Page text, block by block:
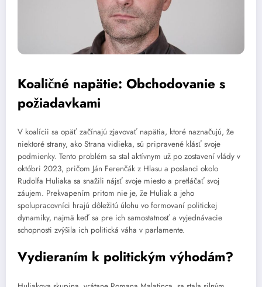
Koaličné napätie: Obchodovanie s
požiadavkami
V koalícii sa opäť začínajú zjavovať napätia, ktoré naznačujú, že
niektoré strany, ako Strana vidieka, sú pripravené klásť svoje
podmienky. Tento problém sa stal aktívnym už po zostavení vlády v
októbri 2023, pričom Ján Ferenčák z Hlasu a poslanci okolo
Rudolfa Huliaka sa snažili nájsť svoje miesto a pretláčať svoj
záujem. Prekvapením pritom nie je, že Huliak a jeho
spolupracovníci hrajú dôležitú úlohu vo formovaní politickej
dynamiky, najmä keď sa pre ich samostatnosť a vyjednávacie
schopnosti zvýšila ich politická váha v parlamente.
Vydieraním k politickým výhodám?